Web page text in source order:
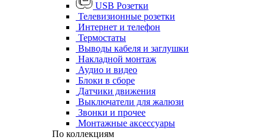
USB Розетки
Телевизионные розетки
Интернет и телефон
Термостаты
Выводы кабеля и заглушки
Накладной монтаж
Аудио и видео
Блоки в сборе
Датчики движения
Выключатели для жалюзи
Звонки и прочее
Монтажные аксессуары
По коллекциям